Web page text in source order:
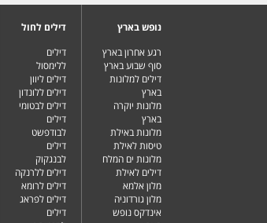
נופש בארץ
רגע אחרון בארץ
סוף שבוע בארץ
דילים למלונות
בארץ
מלונות יוקרה
בארץ
מלונות באילת
טיסות לאילת
מלונות ים המלח
דילים לאילת
מלון אלמא
מלון גורדוניה
אינדקס נופש
דילים לחול
דילים
ללימסול
דילים ליוון
דילים ללונדון
דילים לבטומי
דילים
לבודפשט
דילים
לבנגקוק
דילים ללרנקה
דילים לרומא
דילים לפראג
דילים